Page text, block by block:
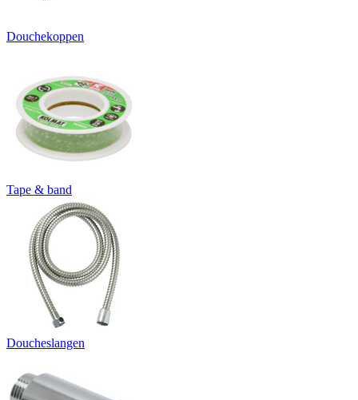
Douchekoppen
Tape & band
Doucheslangen